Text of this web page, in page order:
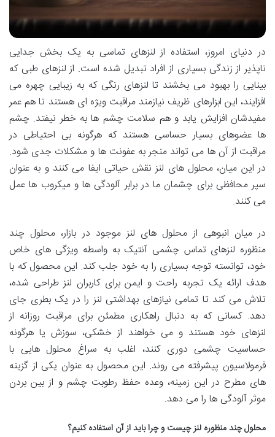
در دنیای امروز، استفاده از لنزهای تماسی به یک بخش جدایی
ناپذیر از زندگی بسیاری از افراد تبدیل شده است. از لنزهای طبی که
بینایی را بهبود می بخشند تا لنزهای رنگی که به زیبایی چهره می
افزایند، این ابزارهای ظریف نیازمند مراقبت ویژه ای هستند تا هم عمر
مفیدشان افزایش یابد و هم سلامت چشم ها به خطر نیفتد. چشم
ها عضوهای بسیار حساسی هستند که هرگونه بی احتیاطی در
مراقبت از آن ها می تواند منجر به عفونت ها و مشکلات جدی شود.
در این میان، محلول های لنز نقش حیاتی ایفا می کنند و به عنوان
سپر محافظی برای چشمان ما در برابر آلودگی ها و میکروب ها عمل
می کنند.
در میان انبوهی از محلول های لنز موجود در بازار، محلول چند
منظوره لنزهای تماس چشمی آنتیک به واسطه ویژگی های خاص
خود، توانسته توجه بسیاری را به خود جلب کند. این محصول که با
هدف ارائه یک تجربه راحت و ایمن برای کاربران لنز طراحی شده،
تلاش می کند تا تمامی نیازهای بهداشتی لنز را در یک بطری جای
دهد. کسانی که به دنبال راهکاری مطمئن برای مراقبت روزانه از
لنزهای خود هستند و می خواهند از خشکی، سوزش یا هرگونه
حساسیت چشمی دوری کنند، اغلب به سراغ محلول هایی با
فرمولاسیون پیشرفته می روند. این محصول به عنوان یکی از گزینه
های مطرح در این زمینه، وعده حفظ رطوبت چشم و از بین بردن
موثر آلودگی ها را می دهد.
محلول چند منظوره لنز چیست و چرا باید از آن استفاده کنیم؟